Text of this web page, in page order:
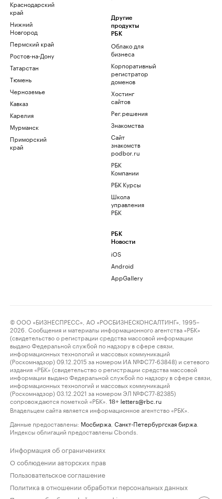
Краснодарский
край
Нижний
Новгород
Пермский край
Ростов-на-Дону
Татарстан
Тюмень
Черноземье
Кавказ
Карелия
Мурманск
Приморский
край
Другие
продукты
РБК
Облако для
бизнеса
Корпоративный
регистратор
доменов
Хостинг
сайтов
Рег.решения
Знакомства
Сайт
знакомств
podbor.ru
РБК
Компании
РБК Курсы
Школа
управления
РБК
РБК
Новости
iOS
Android
AppGallery
© ООО «БИЗНЕСПРЕСС», АО «РОСБИЗНЕСКОНСАЛТИНГ», 1995–
2026. Сообщения и материалы информационного агентства «РБК»
(свидетельство о регистрации средства массовой информации
выдано Федеральной службой по надзору в сфере связи,
информационных технологий и массовых коммуникаций
(Роскомнадзор) 09.12.2015 за номером ИА №ФС77-63848) и сетевого
издания «РБК» (свидетельство о регистрации средства массовой
информации выдано Федеральной службой по надзору в сфере связи,
информационных технологий и массовых коммуникаций
(Роскомнадзор) 03.12.2021 за номером ЭЛ №ФС77-82385)
сопровождаются пометкой «РБК».
18+ letters@rbc.ru
Владельцем сайта является информационное агентство «РБК».
Данные предоставлены: Мосбиржа Санкт-Петербургская биржа
Индексы облигаций предоставлены Cbonds.
Информация об ограничениях
О соблюдении авторских прав
Пользовательское соглашение
Политика в отношении обработки персональных данных